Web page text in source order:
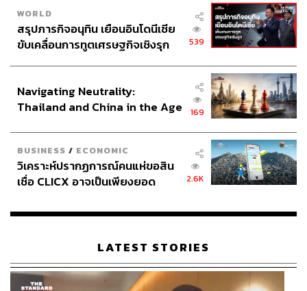
WORLD
สรุปภารกิจอนุทิน เยือนอินโดนีเซีย
ขับเคลื่อนการทูตเศรษฐกิจเชิงรุก
539
Navigating Neutrality:
Thailand and China in the Age
169
BUSINESS / ECONOMIC
วิเคราะห์ปรากฏการณ์คนแห่ขอสิน
เชื่อ CLICX อาจเป็นเพียงยอด
เรือนไทยที่ถูกซุกไว้
2.6K
LATEST STORIES